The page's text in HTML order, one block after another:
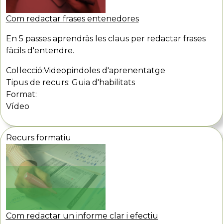
Com redactar frases entenedores
En 5 passes aprendràs les claus per redactar frases
fàcils d'entendre.
Col·lecció:Videopindoles d'aprenentatge
Tipus de recurs: Guia d'habilitats
Format:
Vídeo
Recurs formatiu
Com redactar un informe clar i efectiu